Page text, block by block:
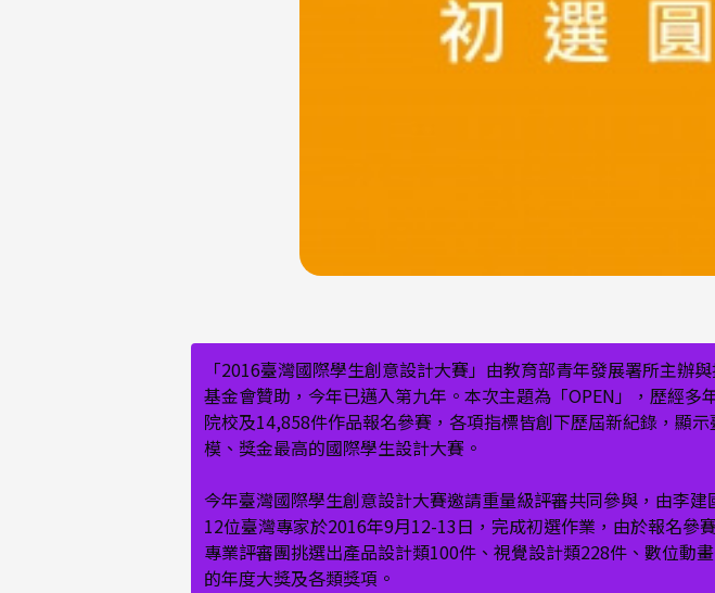
「2016臺灣國際學生創意設計大賽」由教育部青年發展署所主
基金會贊助，今年已邁入第九年。本次主題為「OPEN」，歷經
院校及14,858件作品報名參賽，各項指標皆創下歷屆新紀錄，顯
模、獎金最高的國際學生設計大賽。
今年臺灣國際學生創意設計大賽邀請重量級評審共同參與，由李
12位臺灣專家於2016年9月12-13日，完成初選作業，由於報名參
專業評審團挑選出產品設計類100件、視覺設計類228件、數位動
的年度大獎及各類獎項。